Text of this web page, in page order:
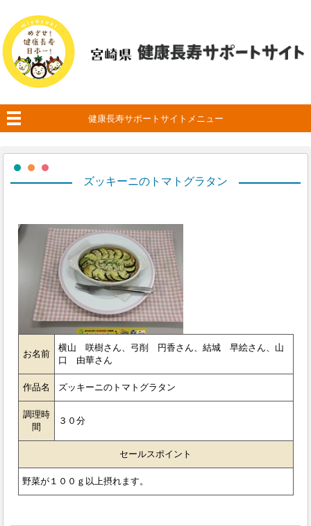
健康長寿サポートサイトメニュー
ズッキーニのトマトグラタン
お名前
横山 咲樹さん、弓削 円香さん、結城 早絵さん、山
口 由華さん
作品名 ズッキーニのトマトグラタン
調理時
間
３０分
セールスポイント
野菜が１００ｇ以上摂れます。